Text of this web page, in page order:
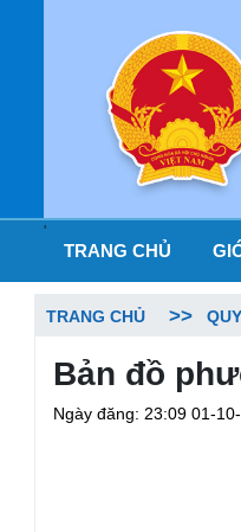
'
TRANG CHỦ
TRANG CHỦ
Bản đồ
Ngày đăng: 23:09 01-